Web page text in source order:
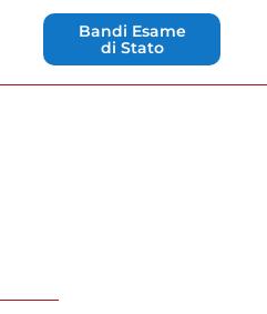
Bandi Esame
di Stato